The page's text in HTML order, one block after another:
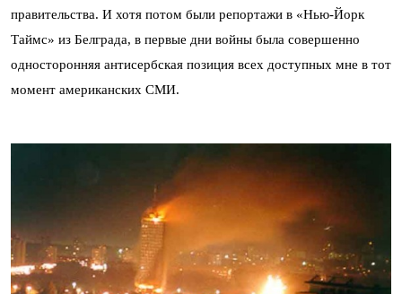
правительства. И хотя потом были репортажи в «Нью-Йорк
Таймс» из Белграда, в первые дни войны была совершенно
односторонняя антисербская позиция всех доступных мне в тот
момент американских СМИ.